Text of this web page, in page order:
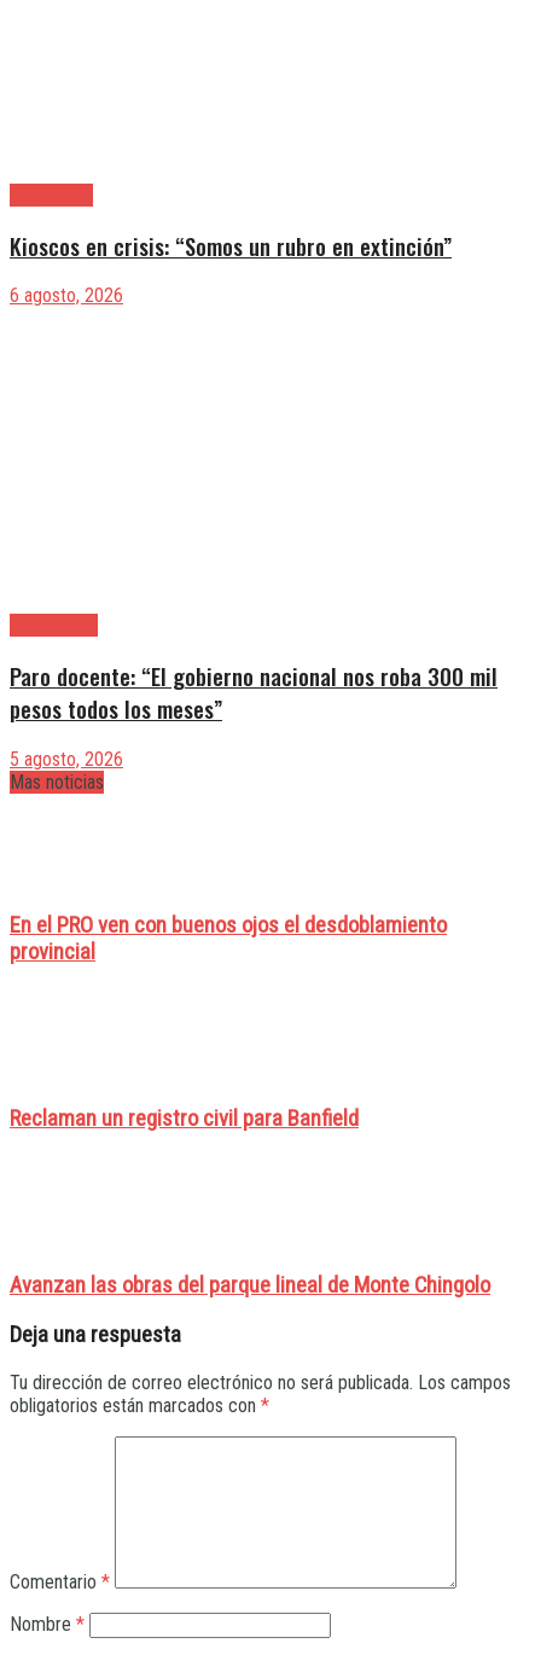
Kioscos en crisis: “Somos un rubro en extinción”
6 agosto, 2026
Paro docente: “El gobierno nacional nos roba 300 mil
pesos todos los meses”
5 agosto, 2026
Mas noticias
En el PRO ven con buenos ojos el desdoblamiento
provincial
Reclaman un registro civil para Banfield
Avanzan las obras del parque lineal de Monte Chingolo
Deja una respuesta
Tu dirección de correo electrónico no será publicada. Los campos
obligatorios están marcados con *
Comentario *
Nombre *